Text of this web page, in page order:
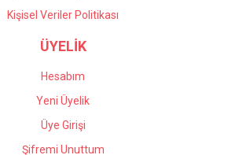
Kişisel Veriler Politikası
ÜYELİK
Hesabım
Yeni Üyelik
Üye Girişi
Şifremi Unuttum